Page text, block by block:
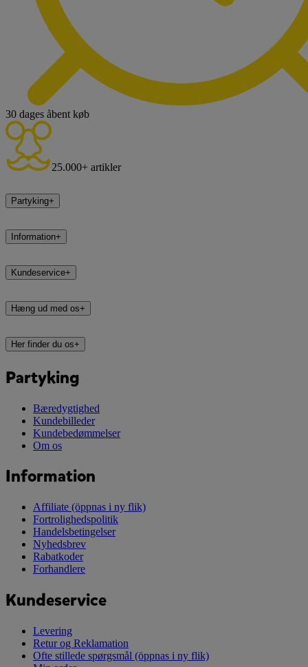
30 dages åbent køb
25.000+ artikler
Partyking+
Information+
Kundeservice+
Hæng ud med os+
Her finder du os+
Partyking
Bæredygtighed
Kundebilleder
Kundebedømmelser
Om os
Information
Affiliate (öppnas i ny flik)
Fortrolighedspolitik
Handelsbetingelser
Nyhedsbrev
Rabatkoder
Forhandlere
Kundeservice
Levering
Retur og Reklamation
Ofte stillede spørgsmål (öppnas i ny flik)